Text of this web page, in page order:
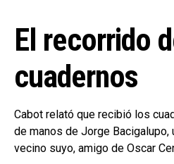
El recorrido
cuadernos
Cabot relató que recibió los
de manos de Jorge Bacigalupo,
vecino suyo, amigo de Oscar